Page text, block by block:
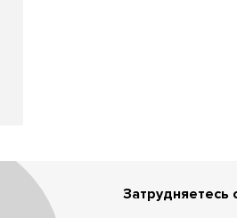
Затрудняетесь